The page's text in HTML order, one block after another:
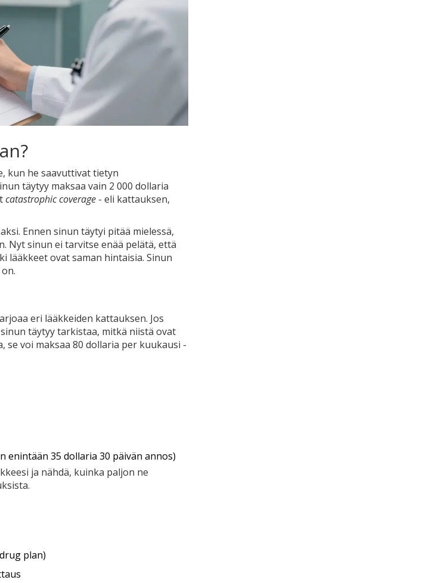
kun he saavuttivat tietyn
täytyy maksaa vain 2 000 dollaria
catastrophic coverage - eli kattauksen,
Ennen sinun täytyi pitää mielessä,
Nyt sinun ei tarvitse enää pelätä, että
lääkkeet ovat saman hintaisia. Sinun
eri lääkkeiden kattauksen. Jos
täytyy tarkistaa, mitkä niistä ovat
se voi maksaa 80 dollaria per kuukausi -
enintään 35 dollaria 30 päivän annos)
ja nähdä, kuinka paljon ne
plan)